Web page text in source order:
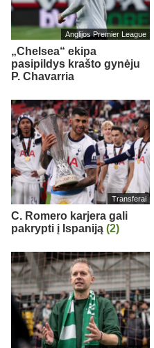
Anglijos Premier League
„Chelsea“ ekipa
pasipildys krašto gynėju
P. Chavarria
Transferai
C. Romero karjera gali
pakrypti į Ispaniją (2)